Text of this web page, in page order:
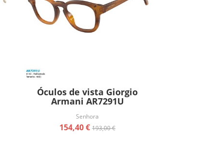
Óculos de vista Giorgio
Armani AR7291U
Senhora
154,40 €193,00 €